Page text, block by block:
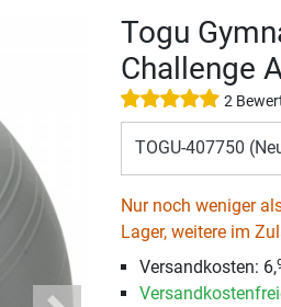
Togu
Challenge
2
TOGU-407750
Nur noch weniger
Lager, weitere im
Versandkosten: 6,